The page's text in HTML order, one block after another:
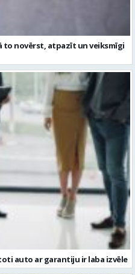
to novērst, atpazīt un veiksmīgi
auto ar garantiju ir laba izvēle